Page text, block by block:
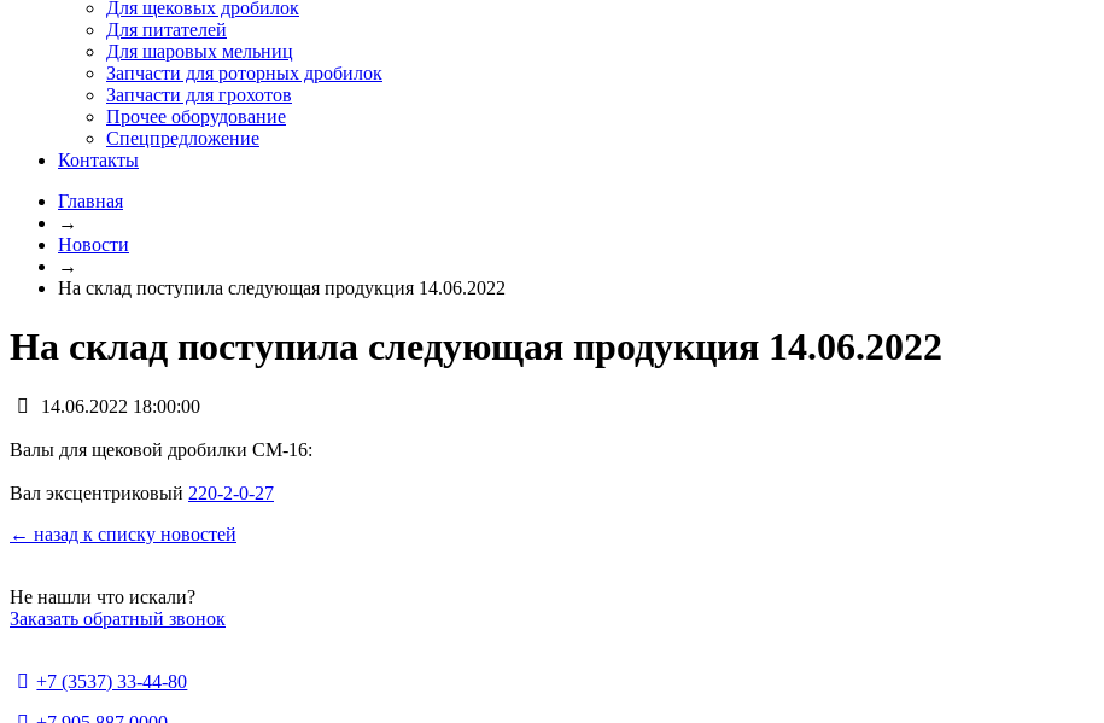
Для щековых дробилок
Для питателей
Для шаровых мельниц
Запчасти для роторных дробилок
Запчасти для грохотов
Прочее оборудование
Спецпредложение
Контакты
Главная
→
Новости
→
На склад поступила следующая продукция 14.06.2022
На склад поступила следующая продукция 14.06.2022
14.06.2022 18:00:00
Валы для щековой дробилки СМ-16:
Вал эксцентриковый 220-2-0-27
← назад к списку новостей
Не нашли что искали?
Заказать обратный звонок
+7 (3537) 33-44-80